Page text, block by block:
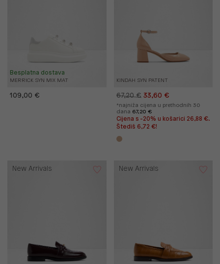
MERRICK SYN MIX MAT
Besplatna dostava
109,00 €
KINDAH SYN PATENT
67,20 € 33,60 €
*najniža cijena u prethodnih 30
dana 67,20 €
Cijena s -20% u košarici 26,88 €.
Štediš 6,72 €!
New Arrivals New Arrivals